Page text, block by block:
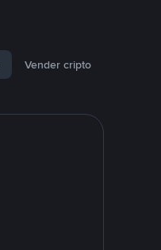
Vender cripto